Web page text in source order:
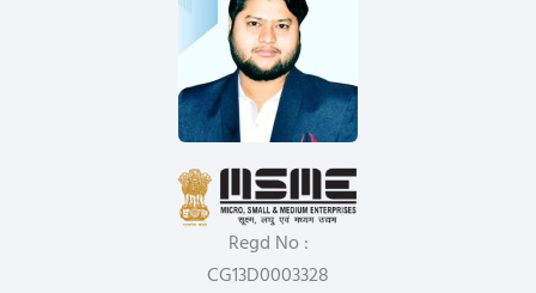
Regd No :
CG13D0003328